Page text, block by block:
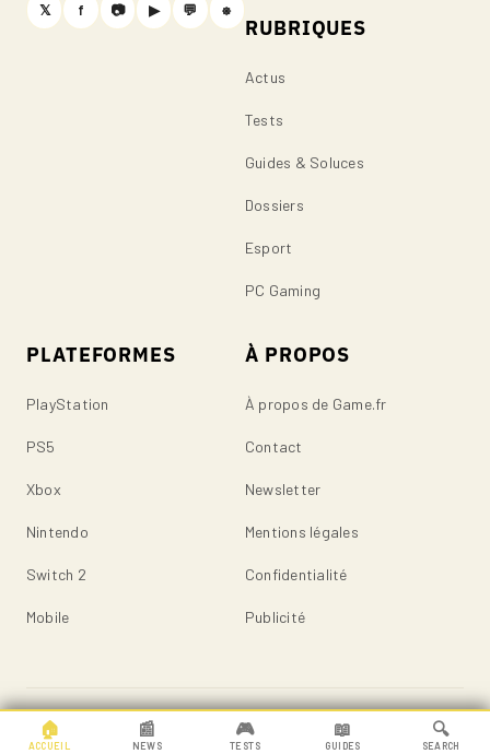
𝕏 f 📷 ▶ 💬 ⎈
RUBRIQUES
Actus
Tests
Guides & Soluces
Dossiers
Esport
PC Gaming
PLATEFORMES
PlayStation
PS5
Xbox
Nintendo
Switch 2
Mobile
À PROPOS
À propos de Game.fr
Contact
Newsletter
Mentions légales
Confidentialité
Publicité
© 2026 Game.fr — Tous droits réservés.
🏠
ACCUEIL
📰
NEWS
🎮
TESTS
📖
GUIDES
🔍
SEARCH